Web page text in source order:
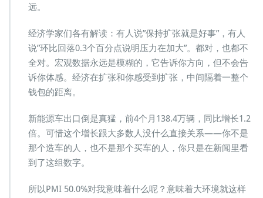
远。
经济学家们各有解读：有人说”保持扩张就是好事”，有人
说”环比回落0.3个百分点说明压力在加大”。都对，也都不
全对。宏观数据永远是模糊的，它告诉你方向，但不会告
诉你体感。经济在扩张和你感受到扩张，中间隔着一整个
钱包的距离。
新能源车出口倒是真猛，前4个月138.4万辆，同比增长1.2
倍。可惜这个增长跟大多数人没什么直接关系——你不是
那个造车的人，也不是那个买车的人，你只是在新闻里看
到了这组数字。
所以PMI 50.0%对我意味着什么呢？意味着大环境就这样